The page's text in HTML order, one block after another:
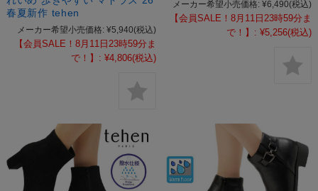
春夏新作 tehen
メーカー希望小売価格: ¥5,940(税込)
【会員SALE！8月11日23時59分ま
で！】: ¥4,806(税込)
メーカー希望小売価格: ¥6,490(税込)
【会員SALE！8月11日23時59分ま
で！】: ¥5,256(税込)